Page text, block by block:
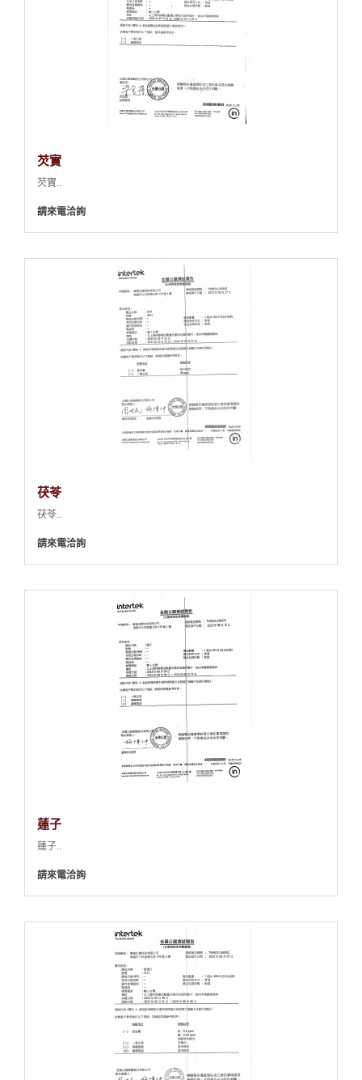
芡實
芡實..
請來電洽詢
茯苓
茯苓..
請來電洽詢
蓮子
蓮子..
請來電洽詢